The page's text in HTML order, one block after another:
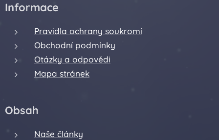
Informace
Pravidla ochrany soukromí
Obchodní podmínky
Otázky a odpovědi
Mapa stránek
Obsah
Naše články